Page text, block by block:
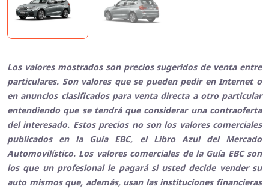
Los valores mostrados son precios sugeridos de venta entre
particulares. Son valores que se pueden pedir en Internet o
en anuncios clasificados para venta directa a otro particular
entendiendo que se tendrá que considerar una contraoferta
del interesado. Estos precios no son los valores comerciales
publicados en la Guía EBC, el Libro Azul del Mercado
Automovilístico. Los valores comerciales de la Guía EBC son
los que un profesional le pagará si usted decide vender su
auto mismos que, además, usan las instituciones financieras